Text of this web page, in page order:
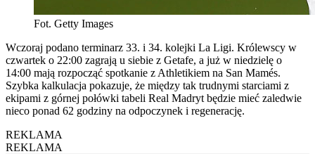
Fot. Getty Images
Wczoraj podano terminarz 33. i 34. kolejki La Ligi. Królewscy w
czwartek o 22:00 zagrają u siebie z Getafe, a już w niedzielę o
14:00 mają rozpocząć spotkanie z Athletikiem na San Mamés.
Szybka kalkulacja pokazuje, że między tak trudnymi starciami z
ekipami z górnej połówki tabeli Real Madryt będzie mieć zaledwie
nieco ponad 62 godziny na odpoczynek i regenerację.
REKLAMA
REKLAMA